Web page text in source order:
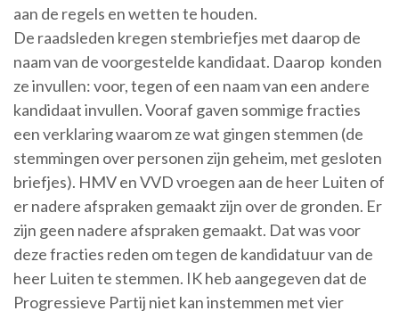
aan de regels en wetten te houden.
De raadsleden kregen stembriefjes met daarop de
naam van de voorgestelde kandidaat. Daarop konden
ze invullen: voor, tegen of een naam van een andere
kandidaat invullen. Vooraf gaven sommige fracties
een verklaring waarom ze wat gingen stemmen (de
stemmingen over personen zijn geheim, met gesloten
briefjes). HMV en VVD vroegen aan de heer Luiten of
er nadere afspraken gemaakt zijn over de gronden. Er
zijn geen nadere afspraken gemaakt. Dat was voor
deze fracties reden om tegen de kandidatuur van de
heer Luiten te stemmen. IK heb aangegeven dat de
Progressieve Partij niet kan instemmen met vier